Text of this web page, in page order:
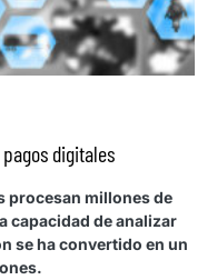
digitales
procesan millones de
capacidad de analizar
se ha convertido en un